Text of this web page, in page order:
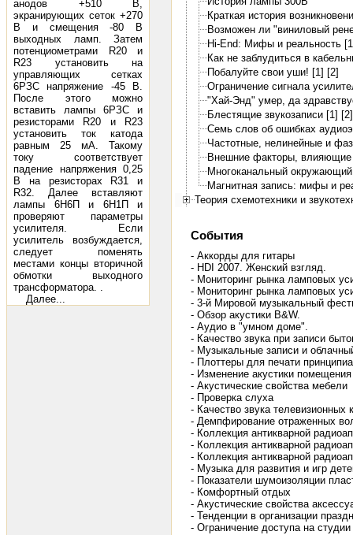
анодов +510 В,
экранирующих сеток +270
В и смещения -80 В
выходных ламп. Затем
потенциометрами R20 и
R23 установить на
управляющих сетках
6РЗС напряжение -45 В.
После этого можно
вставить лампы 6РЗС и
резисторами R20 и R23
установить ток катода
равным 25 мА. Такому
току соответствует
падение напряжения 0,25
В на резисторах R31 и
R32. Далее вставляют
лампы 6Н6П и 6Н1П и
проверяют параметры
усилителя. Если
усилитель возбуждается,
следует поменять
местами концы вторичной
обмотки выходного
трансформатора. .
Далее...
Краткая история
Возможен ли "виниловый
Hi-End: Мифы и реальность
Как не заблудиться в
Побалуйте свои уши! [1] [2]
Ограничение сигнала
"Хай-Энд" умер, да
Блестящие звукозаписи [1] [2]
Семь слов об ошибках
Частотные, нелинейные и
Внешние факторы, влияющие
Многоканальный окружающий
Магнитная запись: мифы и
Теория схемотехники и
События
- Аккорды для гитары
- HDI 2007. Женский взгляд.
- Мониторинг рынка ламповых
- Мониторинг рынка ламповых
- 3-й Мировой музыкальный
- Обзор акустики B&W.
- Аудио в "умном доме".
- Качество звука при записи
- Музыкальные записи и
- Плоттеры для печати
- Изменение акустики помещения
- Акустические свойства мебели
- Проверка слуха
- Качество звука телевизионных
- Демпфирование отраженных
- Коллекция антикварной
- Коллекция антикварной
- Коллекция антикварной
- Музыка для развития и игр
- Показатели шумоизоляции
- Комфортный отдых
- Акустические свойства
- Тенденции в организации
- Ограничение доступа на студии